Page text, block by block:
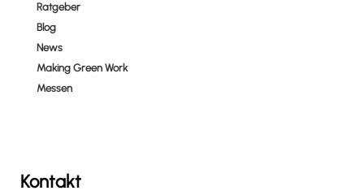
Ratgeber
Blog
News
Making Green Work
Messen
Kontakt